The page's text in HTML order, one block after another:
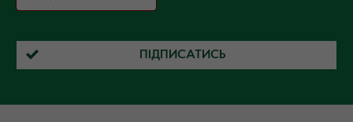
ПІДПИСАТИСЬ